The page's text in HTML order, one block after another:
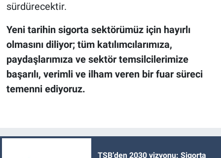
sürdürecektir.
Yeni tarihin sigorta sektörümüz için hayırlı
olmasını diliyor; tüm katılımcılarımıza,
paydaşlarımıza ve sektör temsilcilerimize
başarılı, verimli ve ilham veren bir fuar süreci
temenni ediyoruz.
TSB’den 2030 vizyonu: Sigorta